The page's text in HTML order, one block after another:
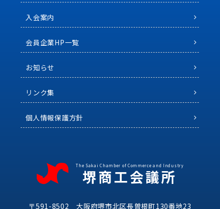
入会案内
会員企業HP一覧
お知らせ
リンク集
個人情報保護方針
The Sakai Chamber of Commerce and Industry
堺商工会議所
〒591-8502 大阪府堺市北区長曽根町130番地23